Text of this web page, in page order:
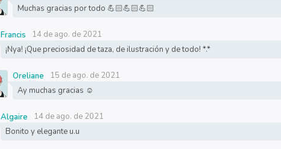
Muchas gracias por todo 💪🏻💪🏻💪🏻
Francis 14 de ago. de 2021
¡Nya! ¡Que preciosidad de taza, de ilustración y de todo! *.*
Oreliane 15 de ago. de 2021
Ay muchas gracias ☺️
Algaire 14 de ago. de 2021
Bonito y elegante u.u